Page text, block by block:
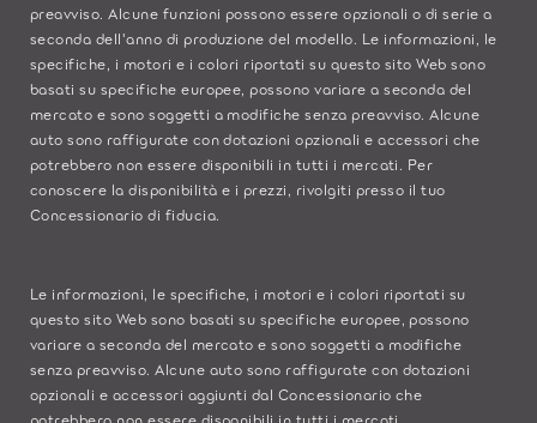
preavviso. Alcune funzioni possono essere opzionali o di serie a
seconda dell'anno di produzione del modello. Le informazioni, le
specifiche, i motori e i colori riportati su questo sito Web sono
basati su specifiche europee, possono variare a seconda del
mercato e sono soggetti a modifiche senza preavviso. Alcune
auto sono raffigurate con dotazioni opzionali e accessori che
potrebbero non essere disponibili in tutti i mercati. Per
conoscere la disponibilità e i prezzi, rivolgiti presso il tuo
Concessionario di fiducia.
Le informazioni, le specifiche, i motori e i colori riportati su
questo sito Web sono basati su specifiche europee, possono
variare a seconda del mercato e sono soggetti a modifiche
senza preavviso. Alcune auto sono raffigurate con dotazioni
opzionali e accessori aggiunti dal Concessionario che
potrebbero non essere disponibili in tutti i mercati.